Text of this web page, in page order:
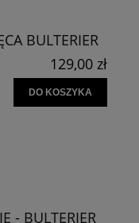
BULTERIER
129,00 zł
DO KOSZYKA
- BULTERIER